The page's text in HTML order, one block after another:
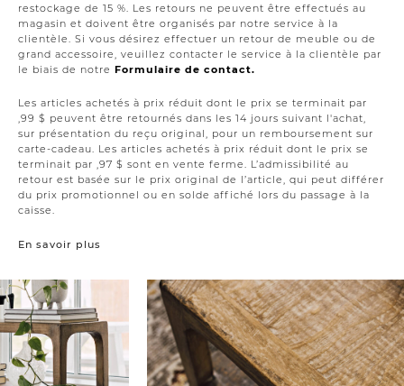
restockage de 15 %. Les retours ne peuvent être effectués au
magasin et doivent être organisés par notre service à la
clientèle. Si vous désirez effectuer un retour de meuble ou de
grand accessoire, veuillez contacter le service à la clientèle par
le biais de notre Formulaire de contact.
Les articles achetés à prix réduit dont le prix se terminait par
,99 $ peuvent être retournés dans les 14 jours suivant l'achat,
sur présentation du reçu original, pour un remboursement sur
carte-cadeau. Les articles achetés à prix réduit dont le prix se
terminait par ,97 $ sont en vente ferme. L’admissibilité au
retour est basée sur le prix original de l’article, qui peut différer
du prix promotionnel ou en solde affiché lors du passage à la
caisse.
En savoir plus